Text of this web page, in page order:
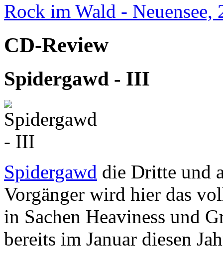
Rock im Wald - Neuensee,
CD-Review
Spidergawd - III
Spidergawd die Dritte und
Vorgänger wird hier das
in Sachen Heaviness und
bereits im Januar diesen